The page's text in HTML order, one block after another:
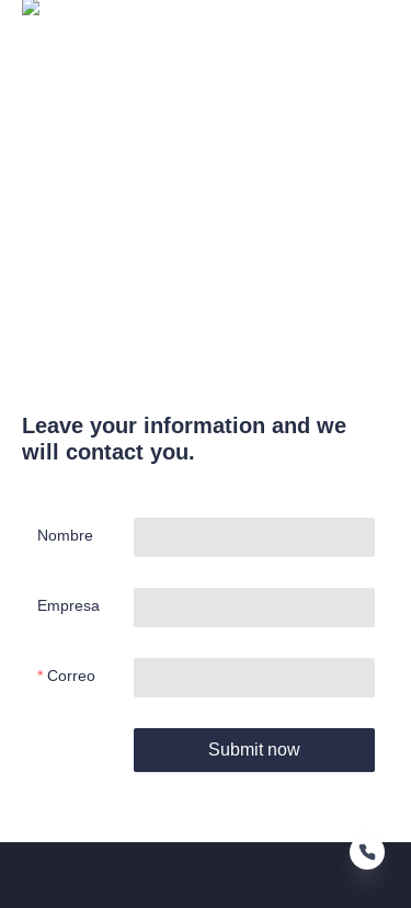
Leave your information and we
will contact you.
Nombre
Empresa
Correo
Submit now